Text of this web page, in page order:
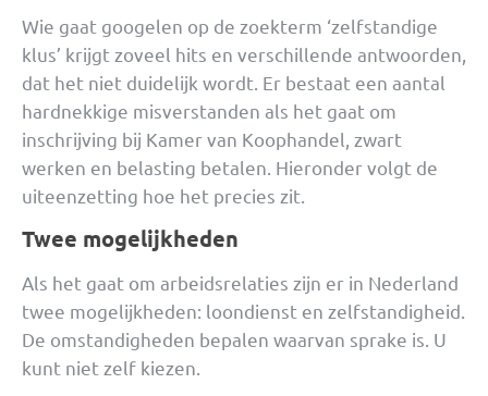
Wie gaat googelen op de zoekterm ‘zelfstandige
klus’ krijgt zoveel hits en verschillende antwoorden,
dat het niet duidelijk wordt. Er bestaat een aantal
hardnekkige misverstanden als het gaat om
inschrijving bij Kamer van Koophandel, zwart
werken en belasting betalen. Hieronder volgt de
uiteenzetting hoe het precies zit.
Twee mogelijkheden
Als het gaat om arbeidsrelaties zijn er in Nederland
twee mogelijkheden: loondienst en zelfstandigheid.
De omstandigheden bepalen waarvan sprake is. U
kunt niet zelf kiezen.